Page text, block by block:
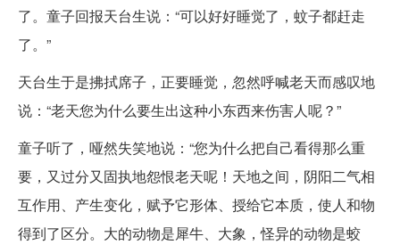
了。童子回报天台生说：“可以好好睡觉了，蚊子都赶走
了。”
天台生于是拂拭席子，正要睡觉，忽然呼喊老天而感叹地
说：“老天您为什么要生出这种小东西来伤害人呢？”
童子听了，哑然失笑地说：“您为什么把自己看得那么重
要，又过分又固执地怨恨老天呢！天地之间，阴阳二气相
互作用、产生变化，赋予它形体、授给它本质，使人和物
得到了区分。大的动物是犀牛、大象，怪异的动物是蛟